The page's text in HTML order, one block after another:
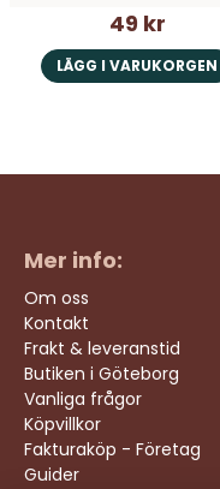
49 kr
LÄGG I VARUKORGEN
Mer info:
Om oss
Kontakt
Frakt & leveranstid
Butiken i Göteborg
Vanliga frågor
Köpvillkor
Fakturaköp - Företag
Guider